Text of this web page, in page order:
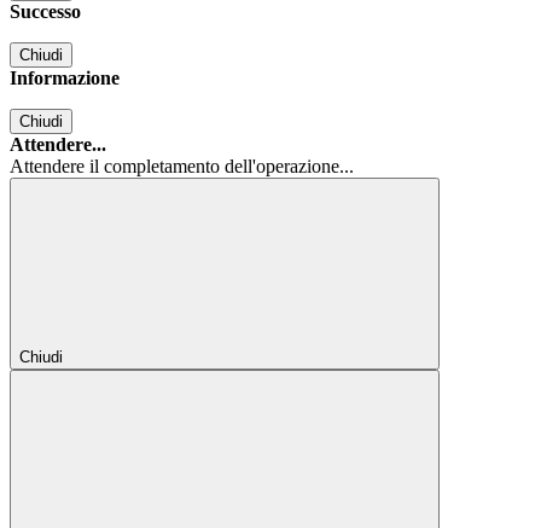
Successo
Chiudi
Informazione
Chiudi
Attendere...
Attendere il completamento dell'operazione...
Chiudi